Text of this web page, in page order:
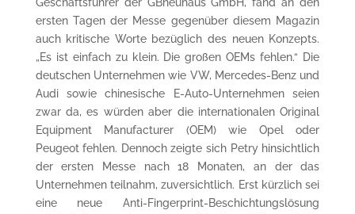
Geschäftsführer der GBneuhaus GmbH, fand an den
ersten Tagen der Messe gegenüber diesem Magazin
auch kritische Worte bezüglich des neuen Konzepts.
„Es ist einfach zu klein. Die großen OEMs fehlen.“ Die
deutschen Unternehmen wie VW, Mercedes-Benz und
Audi sowie chinesische E-Auto-Unternehmen seien
zwar da, es würden aber die internationalen Original
Equipment Manufacturer (OEM) wie Opel oder
Peugeot fehlen. Dennoch zeigte sich Petry hinsichtlich
der ersten Messe nach 18 Monaten, an der das
Unternehmen teilnahm, zuversichtlich. Erst kürzlich sei
eine neue Anti-Fingerprint-Beschichtungslösung